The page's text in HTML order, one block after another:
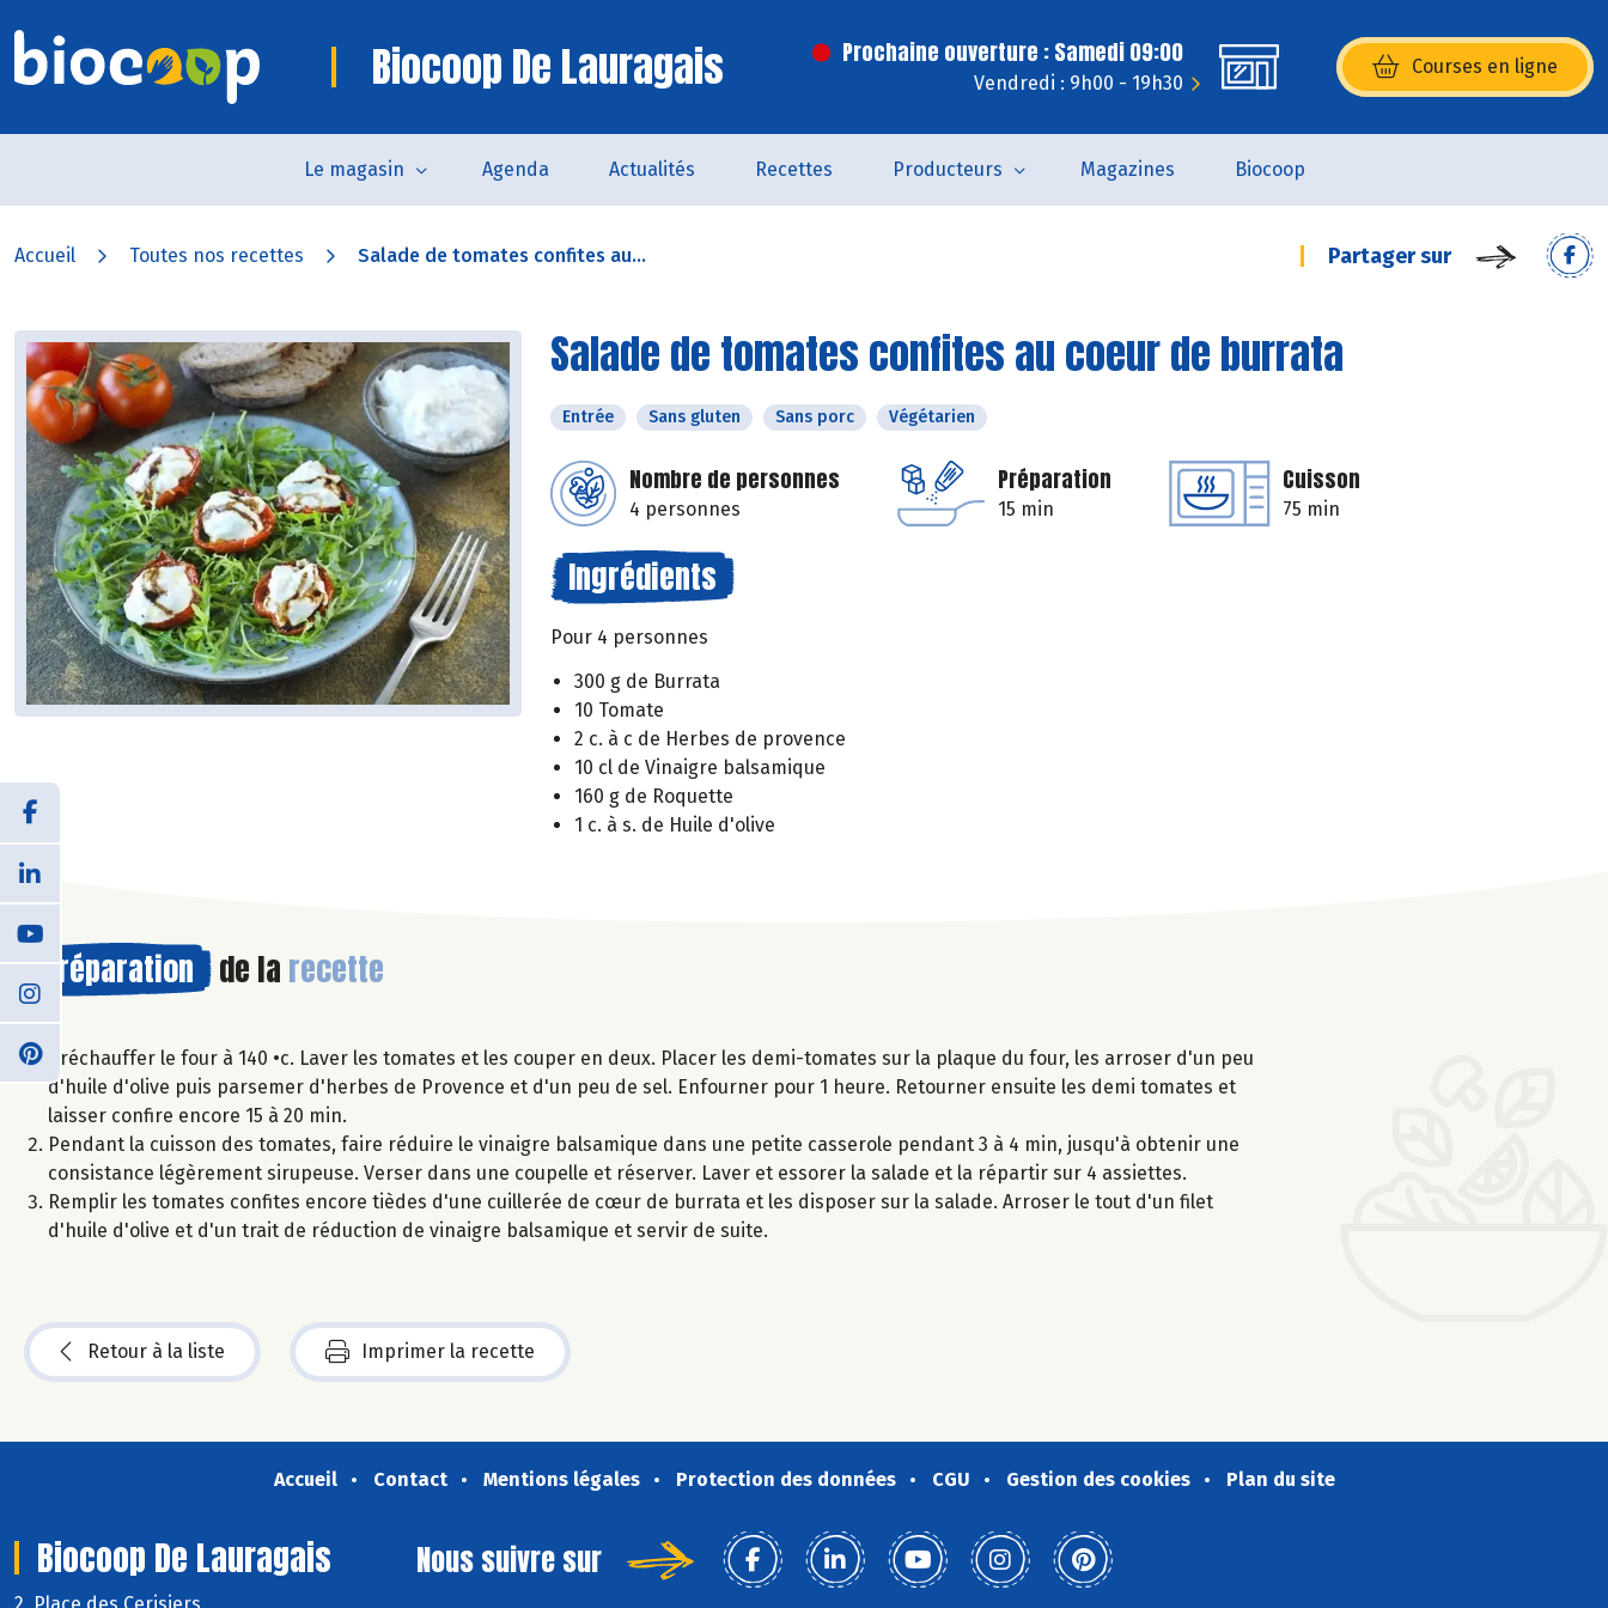
Biocoop De Lauragais Prochaine ouverture : Samedi 09:00
Vendredi : 9h00 - 19h30
Courses en ligne
(s’ouvre dans une nouvelle
Le magasin Agenda Actualités Recettes Producteurs Magazines Biocoop
Accueil Toutes nos recettes Salade de tomates confites au... Partager sur
Salade de tomates confites au coeur de burrata
Entrée Sans gluten Sans porc Végétarien
Nombre de personnes
4 personnes
Préparation
15 min
Cuisson
75 min
Ingrédients
Pour 4 personnes
300 g de Burrata
10 Tomate
2 c. à c de Herbes de provence
10 cl de Vinaigre balsamique
160 g de Roquette
1 c. à s. de Huile d'olive
Préparation de la recette
Préchauffer le four à 140 •c. Laver les tomates et les couper en deux. Placer les demi-tomates sur la plaque du four, les arroser d'un peu
d'huile d'olive puis parsemer d'herbes de Provence et d'un peu de sel. Enfourner pour 1 heure. Retourner ensuite les demi tomates et
laisser confire encore 15 à 20 min.
Pendant la cuisson des tomates, faire réduire le vinaigre balsamique dans une petite casserole pendant 3 à 4 min, jusqu'à obtenir une
consistance légèrement sirupeuse. Verser dans une coupelle et réserver. Laver et essorer la salade et la répartir sur 4 assiettes.
Remplir les tomates confites encore tièdes d'une cuillerée de cœur de burrata et les disposer sur la salade. Arroser le tout d'un filet
d'huile d'olive et d'un trait de réduction de vinaigre balsamique et servir de suite.
Retour à la liste Imprimer la recette
Accueil Contact Mentions légales Protection des données CGU Gestion des cookies Plan du site
Biocoop De Lauragais
2, Place des Cerisiers
Nous suivre sur